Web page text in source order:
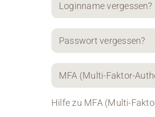
Loginname vergessen?
Passwort vergessen?
MFA (Multi-Faktor-
Hilfe zu MFA (Multi-